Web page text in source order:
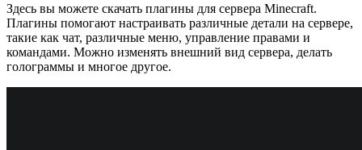
Здесь вы можете скачать плагины для сервера Minecraft.
Плагины помогают настраивать различные детали на сервере,
такие как чат, различные меню, управление правами и
командами. Можно изменять внешний вид сервера, делать
голограммы и многое другое.